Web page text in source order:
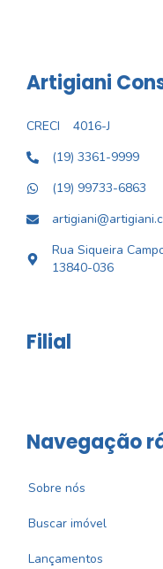
Artigiani
CRECI
4016-J
(19) 3361-9999
(19) 99733-6863
Rua Siqueira
13840-036
Filial
Navegação
Sobre nós
Buscar imóvel
Lançamentos